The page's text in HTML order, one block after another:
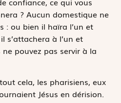
? Aucun domestique ne
: ou bien il haïra l’un et
s’attachera à l’un et
pouvez pas servir à la
cela, les pharisiens, eux
Jésus en dérision.